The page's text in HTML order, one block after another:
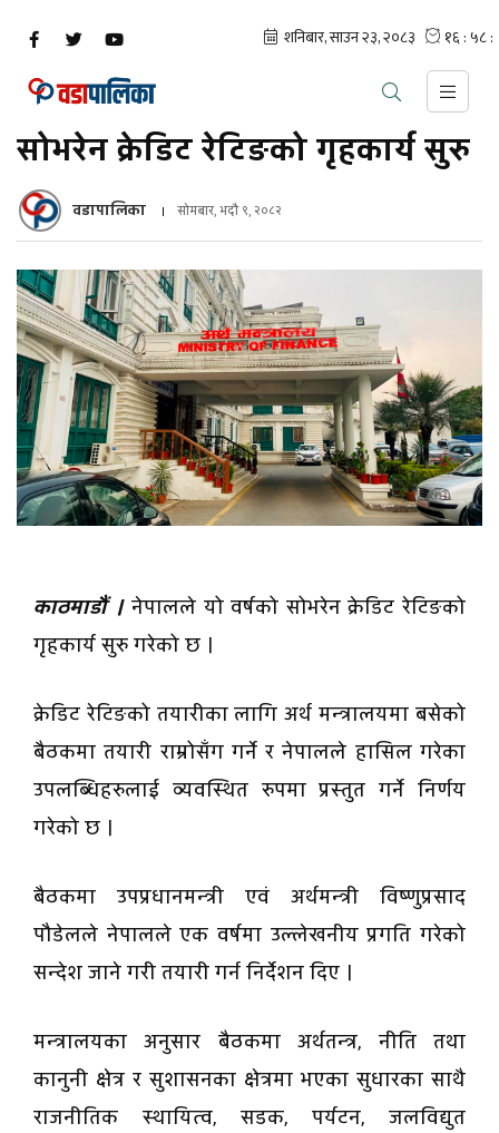
सोभरेन क्रेडिट रेटिङको गृहकार्य सुरु
वडापालिका सोमबार, भदौ ९, २०८२
काठमाडौं ।नेपालले यो वर्षको सोभरेन क्रेडिट रेटिङको
गृहकार्य सुरु गरेको छ ।
क्रेडिट रेटिङको तयारीका लागि अर्थ मन्त्रालयमा बसेको
बैठकमा तयारी राम्रोसँग गर्ने र नेपालले हासिल गरेका
उपलब्धिहरुलाई व्यवस्थित रुपमा प्रस्तुत गर्ने निर्णय
गरेको छ ।
बैठकमा उपप्रधानमन्त्री एवं अर्थमन्त्री विष्णुप्रसाद
पौडेलले नेपालले एक वर्षमा उल्लेखनीय प्रगति गरेको
सन्देश जाने गरी तयारी गर्न निर्देशन दिए ।
मन्त्रालयका अनुसार बैठकमा अर्थतन्त्र, नीति तथा
कानुनी क्षेत्र र सुशासनका क्षेत्रमा भएका सुधारका साथै
राजनीतिक स्थायित्व, सडक, पर्यटन, जलविद्युत